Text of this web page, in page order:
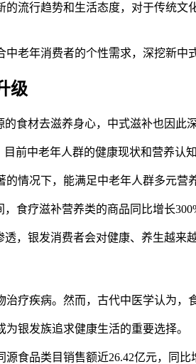
流行趋势和生活态度，对于传统
老年消费者的个性需求，深挖新
级
食材去滋养身心，中式滋补也因此
前中老年人群的健康现状和营养认
情况下，能满足中老年人群多元营
食疗滋补营养类的商品同比增长
，银发消费者会对健康、养生越来
疗疾病。然而，古代中医学认为，
银发族追求健康生活的重要选择。
食品类目销售额近26.42亿元，同